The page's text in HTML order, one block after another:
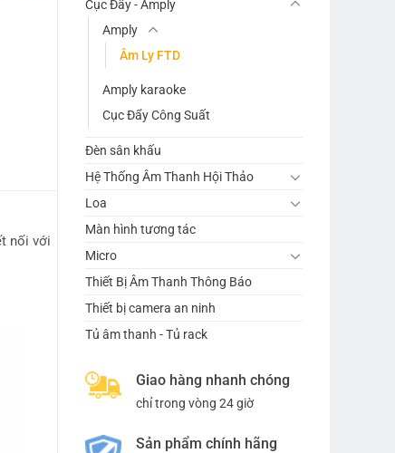
Cục Đẩy - Amply
Amply
Âm Ly FTD
Amply karaoke
Cục Đẩy Công Suất
Đèn sân khấu
Hệ Thống Âm Thanh Hội Thảo
Loa
Màn hình tương tác
Micro
Thiết Bị Âm Thanh Thông Báo
Thiết bị camera an ninh
Tủ âm thanh - Tủ rack
Giao hàng nhanh chóng
chỉ trong vòng 24 giờ
Sản phẩm chính hãng
nối với